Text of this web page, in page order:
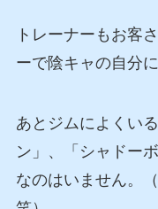
トレーナーもお客
ーで陰キャの自分
あとジムによくいる
ン」 、 「シャドー
なのはいません。